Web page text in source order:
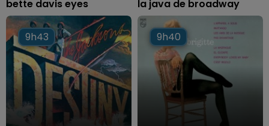
bette davis eyes la java de broadway
9h43
9h43 9h40
9h40